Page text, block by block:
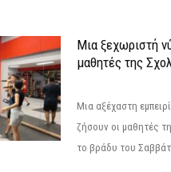
Μια ξεχωριστή
μαθητές της
Μια αξέχαστη
ζήσουν οι μαθητές
το βράδυ του